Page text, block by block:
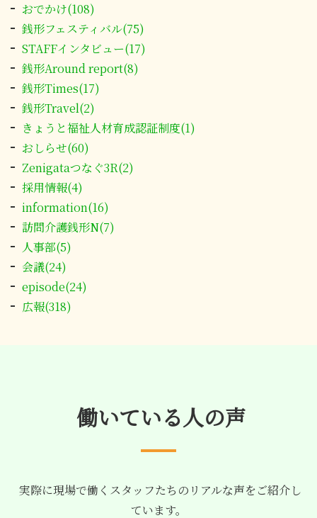
おでかけ(108)
銭形フェスティバル(75)
STAFFインタビュー(17)
銭形Around report(8)
銭形Times(17)
銭形Travel(2)
きょうと福祉人材育成認証制度(1)
おしらせ(60)
Zenigataつなぐ3R(2)
採用情報(4)
information(16)
訪問介護銭形N(7)
人事部(5)
会議(24)
episode(24)
広報(318)
働いている人の声
実際に現場で働くスタッフたちのリアルな声をご紹介し
ています。